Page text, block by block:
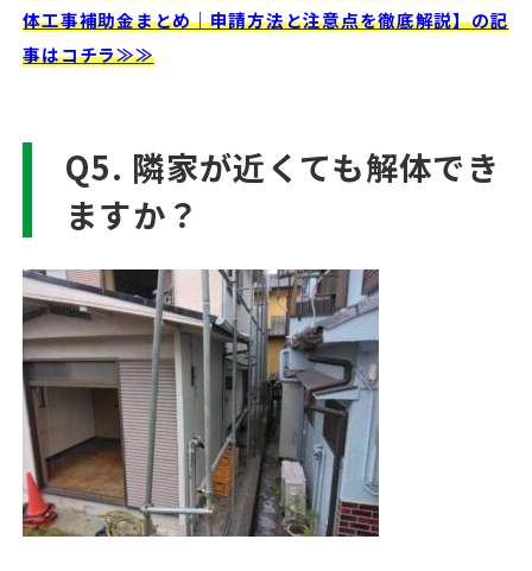
体工事補助金まとめ｜申請方法と注意点を徹底解説】の記
事はコチラ≫≫
Q5. 隣家が近くても解体でき
ますか？